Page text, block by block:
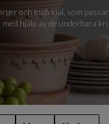
och material, som
hjälp av de underbara